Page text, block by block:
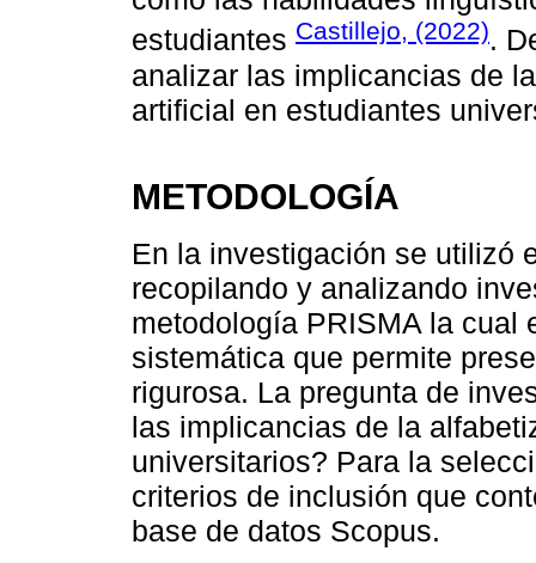
estudiantes Castillejo, (2022).
analizar las implicancias de
artificial en estudiantes
METODOLOGÍA
En la investigación se utilizó
recopilando y analizando
metodología PRISMA la cual
sistemática que permite
rigurosa. La pregunta de
las implicancias de la
universitarios? Para la
criterios de inclusión que
base de datos Scopus.